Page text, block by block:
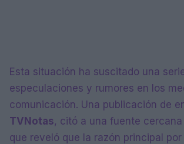
Esta situación ha suscitado una
especulaciones y rumores en los
comunicación. Una publicación de
TVNotas, citó a una fuente cercana
que reveló que la razón principal